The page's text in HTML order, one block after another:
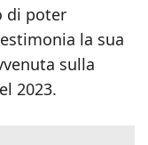
di poter
la sua
sulla
2023.